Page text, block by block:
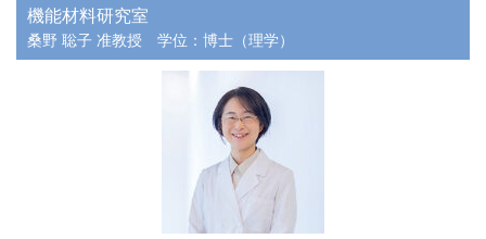
機能材料研究室
桑野 聡子 准教授 学位：博士（理学）